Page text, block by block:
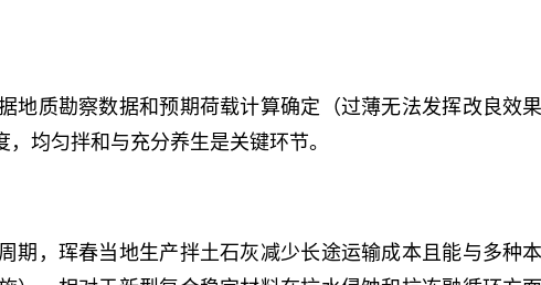
地质勘察数据和预期荷载计算确定（过薄无法发挥改良效
均匀拌和与充分养生是关键环节。
期，珲春当地生产拌土石灰减少长途运输成本且能与多种